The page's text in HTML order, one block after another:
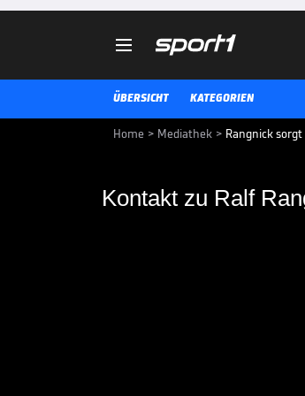

ÜBERSICHT KATEGORIEN
Home > Mediathek > Rangnick
Kontakt zu